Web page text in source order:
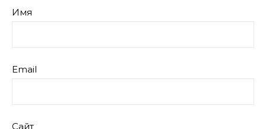
Имя
Email
Сайт